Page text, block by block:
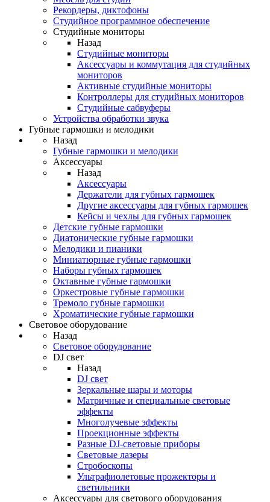
Рекордеры, диктофоны
Студийное программное обеспечение
Студийные мониторы
Назад
Студийные мониторы
Аксессуары и коммутация для студийных
мониторов
Активные студийные мониторы
Контроллеры для студийных мониторов
Студийные сабвуферы
Устройства обработки звука
Губные гармошки и мелодики
Назад
Губные гармошки и мелодики
Аксессуары
Назад
Аксессуары
Держатели для губных гармошек
Другие аксессуары для губных гармошек
Кейсы и чехлы для губных гармошек
Детские губные гармошки
Диатонические губные гармошки
Мелодики и пианики
Миниатюрные губные гармошки
Наборы губных гармошек
Октавные губные гармошки
Оркестровые губные гармошки
Тремоло губные гармошки
Хроматические губные гармошки
Световое оборудование
Назад
Световое оборудование
DJ свет
Назад
DJ свет
Зеркальные шары и моторы
Матричные и специальные световые
эффекты
Многолучевые эффекты
Проекционные эффекты
Разные DJ-световые приборы
Световые лазеры
Стробоскопы
Ультрафиолетовые прожекторы и
светильники
Аксессуары для светового оборудования